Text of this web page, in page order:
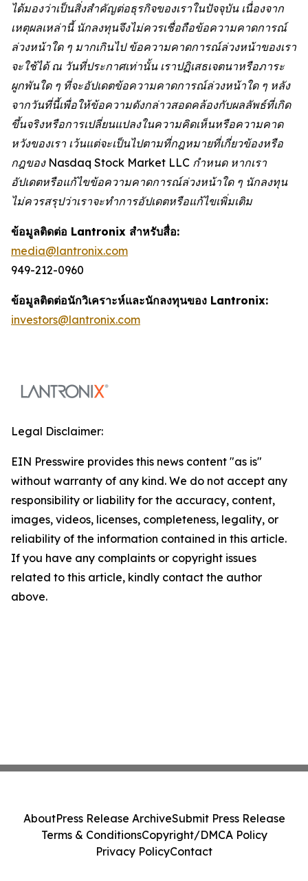
ได้มองว่าเป็นสิ่งสำคัญต่อธุรกิจของเราในปัจจุบัน เนื่องจาก
เหตุผลเหล่านี้ นักลงทุนจึงไม่ควรเชื่อถือข้อความคาดการณ์
ล่วงหน้าใด ๆ มากเกินไป ข้อความคาดการณ์ล่วงหน้าของเรา
จะใช้ได้ ณ วันที่ประกาศเท่านั้น เราปฏิเสธเจตนาหรือภาระ
ผูกพันใด ๆ ที่จะอัปเดตข้อความคาดการณ์ล่วงหน้าใด ๆ หลัง
จากวันที่นี้เพื่อให้ข้อความดังกล่าวสอดคล้องกับผลลัพธ์ที่เกิด
ขึ้นจริงหรือการเปลี่ยนแปลงในความคิดเห็นหรือความคาด
หวังของเรา เว้นแต่จะเป็นไปตามที่กฎหมายที่เกี่ยวข้องหรือ
กฎของ Nasdaq Stock Market LLC กำหนด หากเรา
อัปเดตหรือแก้ไขข้อความคาดการณ์ล่วงหน้าใด ๆ นักลงทุน
ไม่ควรสรุปว่าเราจะทำการอัปเดตหรือแก้ไขเพิ่มเติม
ข้อมูลติดต่อ Lantronix สำหรับสื่อ:
media@lantronix.com
949-212-0960
ข้อมูลติดต่อนักวิเคราะห์และนักลงทุนของ Lantronix:
investors@lantronix.com
Legal Disclaimer:
EIN Presswire provides this news content "as is"
without warranty of any kind. We do not accept any
responsibility or liability for the accuracy, content,
images, videos, licenses, completeness, legality, or
reliability of the information contained in this article.
If you have any complaints or copyright issues
related to this article, kindly contact the author
above.
AboutPress Release ArchiveSubmit Press Release
Terms & ConditionsCopyright/DMCA Policy
Privacy PolicyContact